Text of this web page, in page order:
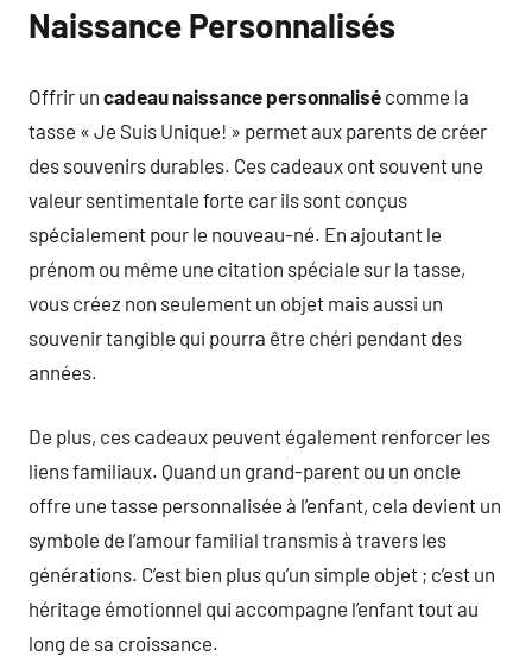
Naissance Personnalisés
Offrir un cadeau naissance personnalisé comme la
tasse « Je Suis Unique! » permet aux parents de créer
des souvenirs durables. Ces cadeaux ont souvent une
valeur sentimentale forte car ils sont conçus
spécialement pour le nouveau-né. En ajoutant le
prénom ou même une citation spéciale sur la tasse,
vous créez non seulement un objet mais aussi un
souvenir tangible qui pourra être chéri pendant des
années.
De plus, ces cadeaux peuvent également renforcer les
liens familiaux. Quand un grand-parent ou un oncle
offre une tasse personnalisée à l’enfant, cela devient un
symbole de l’amour familial transmis à travers les
générations. C’est bien plus qu’un simple objet ; c’est un
héritage émotionnel qui accompagne l’enfant tout au
long de sa croissance.